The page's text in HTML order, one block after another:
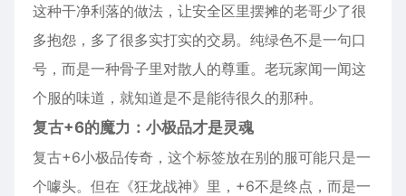
这种干净利落的做法，让安全区里摆摊的老哥少了很
多抱怨，多了很多实打实的交易。纯绿色不是一句口
号，而是一种骨子里对散人的尊重。老玩家闻一闻这
个服的味道，就知道是不是能待很久的那种。
复古+6的魔力：小极品才是灵魂
复古+6小极品传奇，这个标签放在别的服可能只是一
个噱头。但在《狂龙战神》里，+6不是终点，而是一